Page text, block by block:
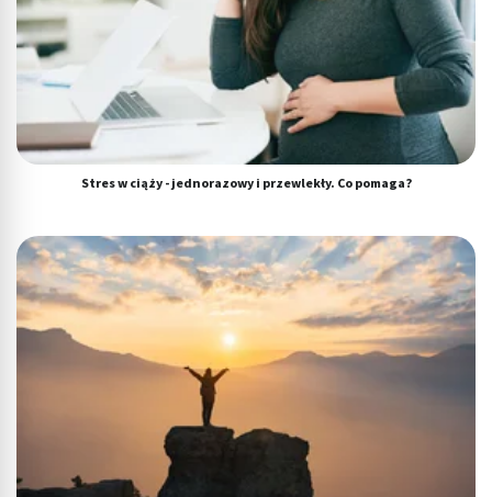
Stres w ciąży - jednorazowy i przewlekły. Co pomaga?